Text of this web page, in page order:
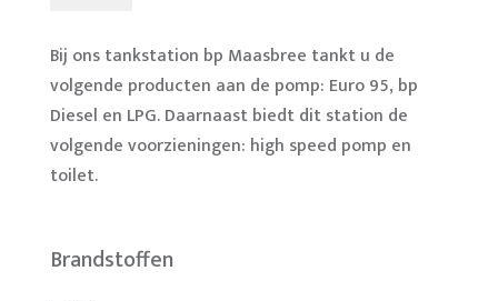
Bij ons tankstation bp Maasbree tankt u de
volgende producten aan de pomp: Euro 95, bp
Diesel en LPG. Daarnaast biedt dit station de
volgende voorzieningen: high speed pomp en
toilet.
Brandstoffen